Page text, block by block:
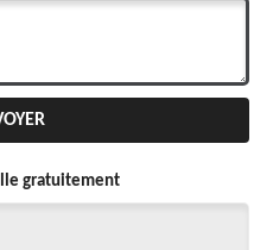
gratuitement